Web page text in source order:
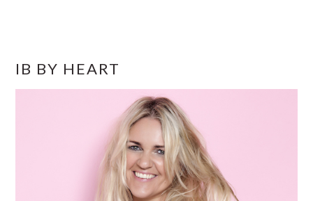
SIDEBAR
IB BY HEART